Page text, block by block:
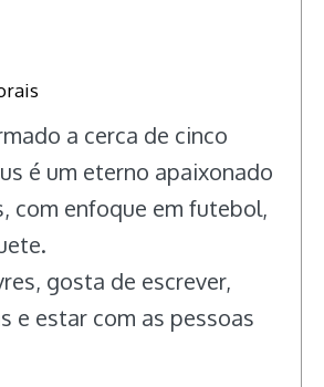
a cerca de cinco
é um eterno apaixonado
com enfoque em futebol,
gosta de escrever,
e estar com as pessoas